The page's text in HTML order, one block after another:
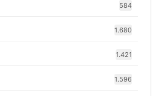
584
1.680
1.421
1.596